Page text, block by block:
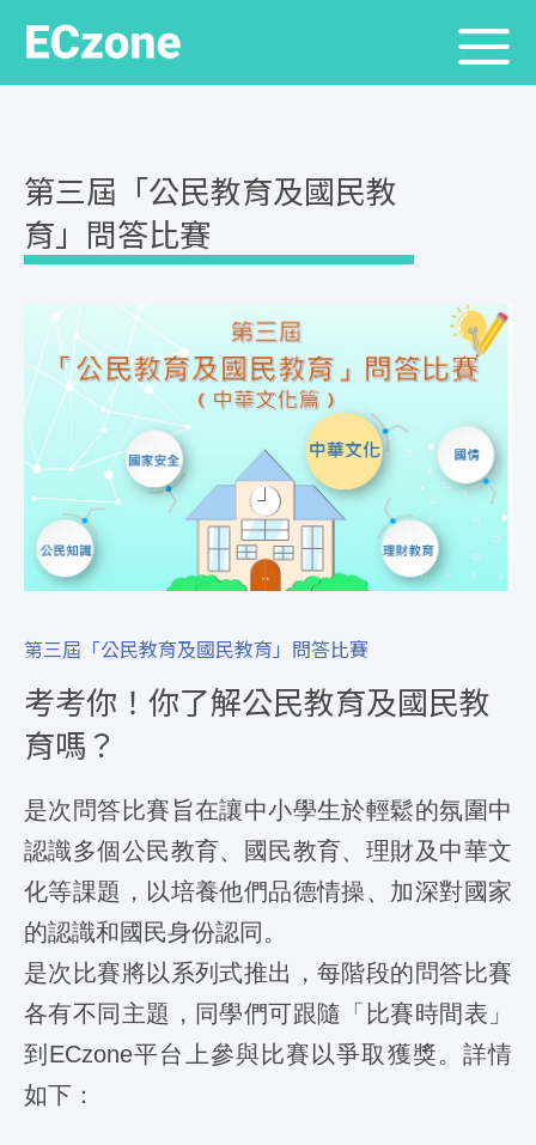
第三屆「公民教育及國民教
育」問答比賽
第三屆「公民教育及國民教育」問答比賽
考考你！你了解公民教育及國民教
育嗎？
是次問答比賽旨在讓中小學生於輕鬆的氛圍中
認識多個公民教育、國民教育、理財及中華文
化等課題，以培養他們品德情操、加深對國家
的認識和國民身份認同。
是次比賽將以系列式推出，每階段的問答比賽
各有不同主題，同學們可跟隨「比賽時間表」
到ECzone平台上參與比賽以爭取獲獎。詳情
如下：